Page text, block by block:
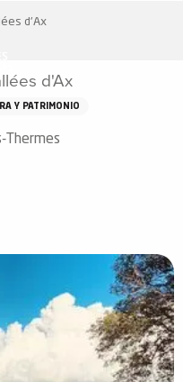
d'Ax
d'Ax
Y PATRIMONIO
Thermes